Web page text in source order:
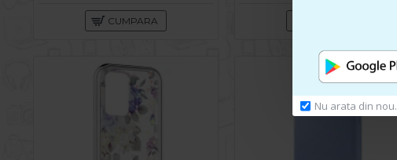
Nu arata din nou.
CUMPARA